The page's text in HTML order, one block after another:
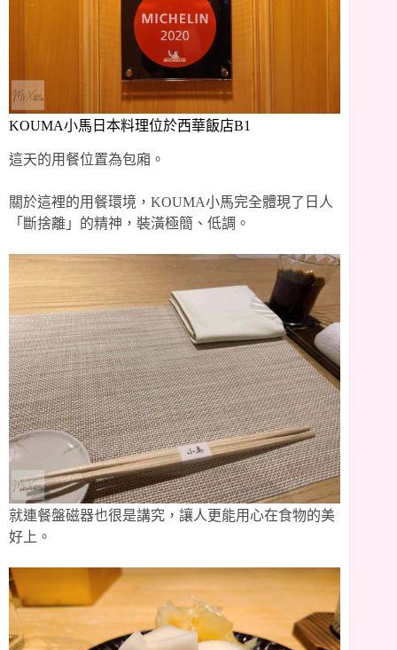
KOUMA小馬日本料理位於西華飯店B1
這天的用餐位置為包廂。
關於這裡的用餐環境，KOUMA小馬完全體現了日人
「斷捨離」的精神，裝潢極簡、低調。
就連餐盤磁器也很是講究，讓人更能用心在食物的美
好上。